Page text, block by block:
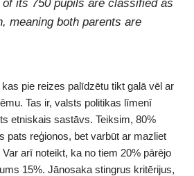
its 750 pupils are classified as
meaning both parents are
pie reizes palīdzētu tikt galā vēl ar
Tas ir, valsts politikas līmenī
etniskais sastāvs. Teiksim, 80%
pats reģionos, bet varbūt ar mazliet
arī noteikt, ka no tiem 20% pārējo
15%. Jānosaka stingrus kritērijus,